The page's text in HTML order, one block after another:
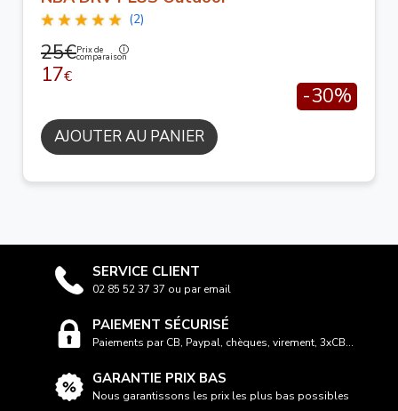
(2)
25€Prix de
comparaison
17€
-30%
AJOUTER AU PANIER
SERVICE CLIENT
02 85 52 37 37 ou par email
PAIEMENT SÉCURISÉ
Paiements par CB, Paypal, chèques, virement, 3xCB...
GARANTIE PRIX BAS
Nous garantissons les prix les plus bas possibles